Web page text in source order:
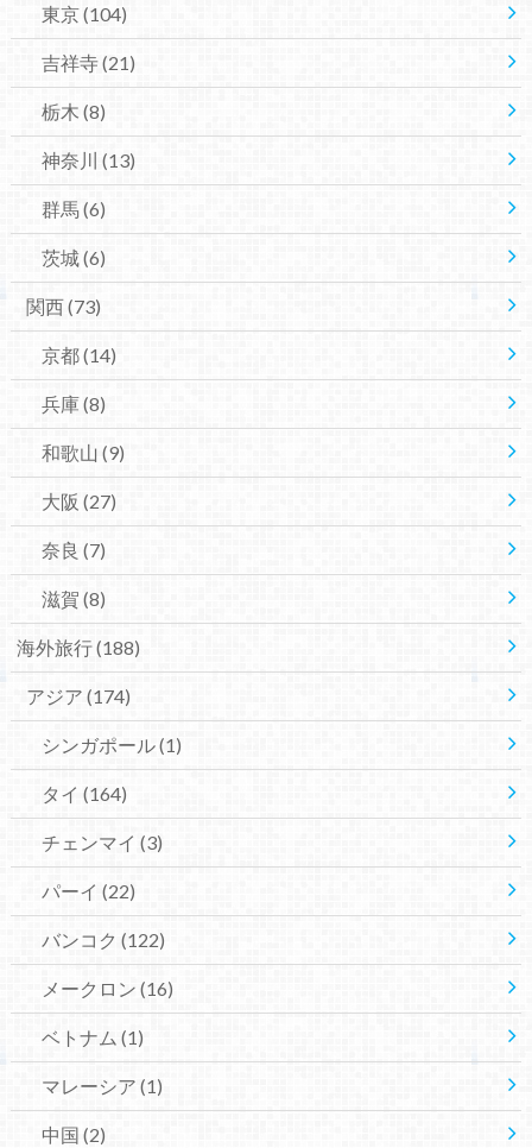
東京(104)
吉祥寺(21)
栃木 (8)
神奈川 (13)
群馬(6)
茨城(6)
関西(73)
京都(14)
兵庫(8)
和歌山 (9)
大阪 (27)
奈良 (7)
滋賀 (8)
海外旅行(188)
アジア (174)
シンガポール(1)
タイ (164)
チェンマイ (3)
パーイ (22)
バンコク (122)
メークロン (16)
ベトナム (1)
マレーシア (1)
中国 (2)